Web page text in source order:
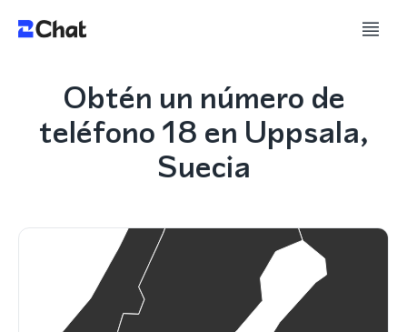
Obtén un número de
teléfono 18 en Uppsala,
Suecia